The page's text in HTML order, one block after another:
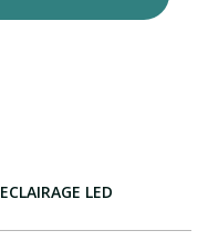
ECLAIRAGE LED